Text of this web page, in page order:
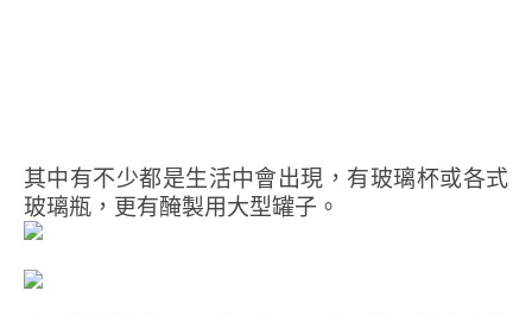
其中有不少都是生活中會出現，有玻璃杯或各式
玻璃瓶，更有醃製用大型罐子。